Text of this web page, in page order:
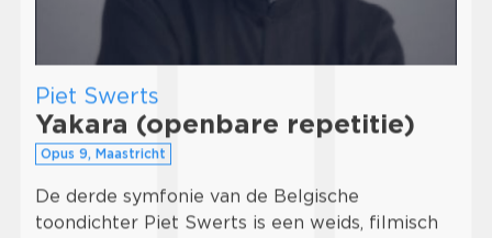
Piet Swerts
Yakara (openbare repetitie)
Opus 9, Maastricht
De derde symfonie van de Belgische
toondichter Piet Swerts is een weids, filmisch